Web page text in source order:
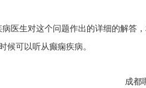
医生对这个问题作出的详细的解答
候可以听从癫痫疾病。
成都